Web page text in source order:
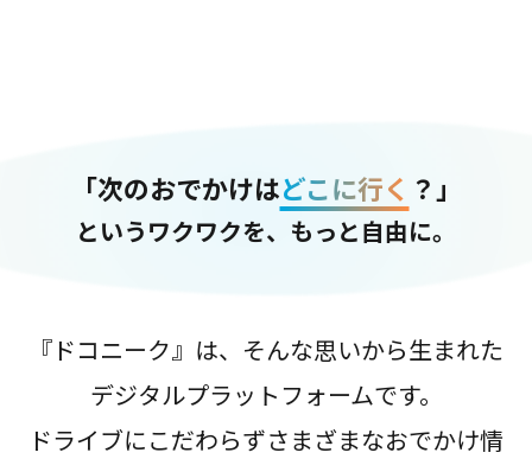
「次のおでかけはどこに行く ？」
というワクワクを、もっと自由に。
『ドコニーク』は、そんな思いから生まれた
デジタルプラットフォームです。
ドライブにこだわらずさまざまなおでかけ情